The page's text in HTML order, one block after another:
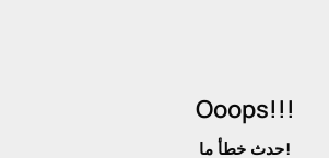
Ooops!!!
حدث خطأ ما!